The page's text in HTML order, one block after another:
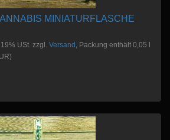
MINIATURFLASCHE
USt. zzgl. Versand , Packung enthält 0,05 l